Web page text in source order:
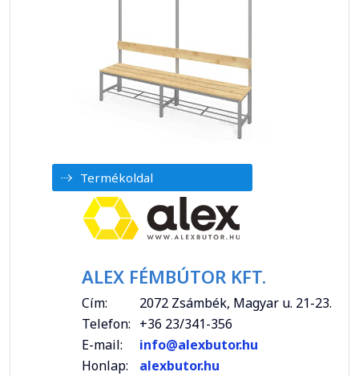
Termékoldal
ALEX FÉMBÚTOR KFT.
Cím:
2072 Zsámbék, Magyar u. 21-23.
Telefon: +36 23/341-356
E-mail:
info@alexbutor.hu
Honlap:
alexbutor.hu